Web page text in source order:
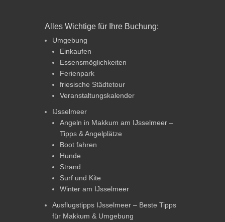
Alles Wichtige für Ihre Buchung:
Umgebung
Einkaufen
Essensmöglichkeiten
Ferienpark
friesische Städtetour
Veranstaltungskalender
IJsselmeer
Angeln in Makkum am IJsselmeer –
Tipps & Angelplätze
Boot fahren
Hunde
Strand
Surf und Kite
Winter am IJsselmeer
Ausflugstipps IJsselmeer – Beste Tipps
für Makkum & Umgebung